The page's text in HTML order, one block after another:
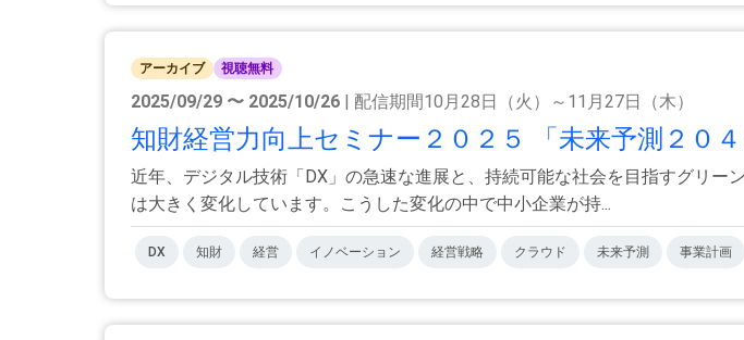
アーカイブ 視聴無料
2025/09/29 〜 2025/10/26 | 配信期間10月28日（火）～11月27日（木）
知財経営力向上セミナー２０２５ 「未来予測２０
近年、デジタル技術「DX」の急速な進展と、持続可能な社会を目指すグリ
は大きく変化しています。こうした変化の中で中小企業が持...
DX 知財 経営 イノベーション 経営戦略 クラウド 未来予測 事業計画